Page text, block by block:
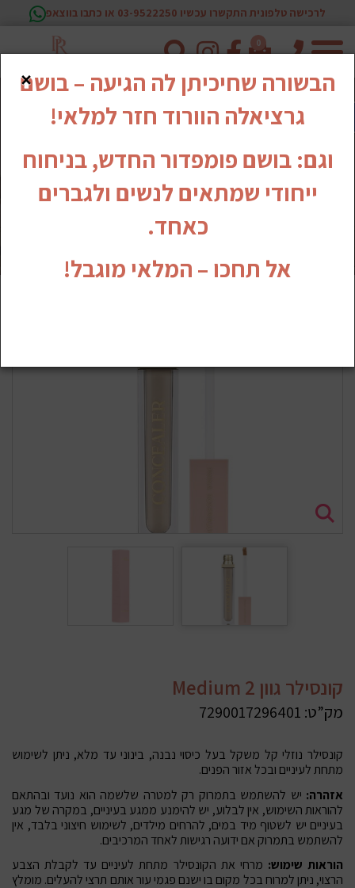
לרכישה טלפונית התקשרו עכשיו 03-9522250 או כתבו בווצאפ
טלפון
0
קונסילר גוון Medium 2
מק”ט: 7290017296401
קונסילר נוזלי קל משקל בעל כיסוי נבנה, בינוני עד מלא, ניתן לשימוש
מתחת לעיניים ובכל אזור הפנים.
אזהרה: יש להשתמש בתמרוק רק למטרה שלשמה הוא נועד ובהתאם
להוראות השימוש, אין לבלוע, יש להימנע ממגע בעיניים, במקרה של מגע
בעיניים יש לשטוף מיד במים, להרחים מילדים, לשימוש חיצוני בלבד, אין
להשתמש בתמרוק אם ידועה רגישות לאחד המרכיבים.
הוראות שימוש: מרחי את הקונסילר מתחת לעיניים עד לקבלת הצבע
הרצוי, ניתן למרוח בכל מקום בו ישנם פגמי עור אותם תרצי להעלים. מומלץ
×
הבשורה שחיכיתן לה הגיעה – בושם
גרציאלה הוורוד חזר למלאי!
וגם: בושם פומפדור החדש, בניחוח
ייחודי שמתאים לנשים ולגברים
כאחד.
אל תחכו – המלאי מוגבל!